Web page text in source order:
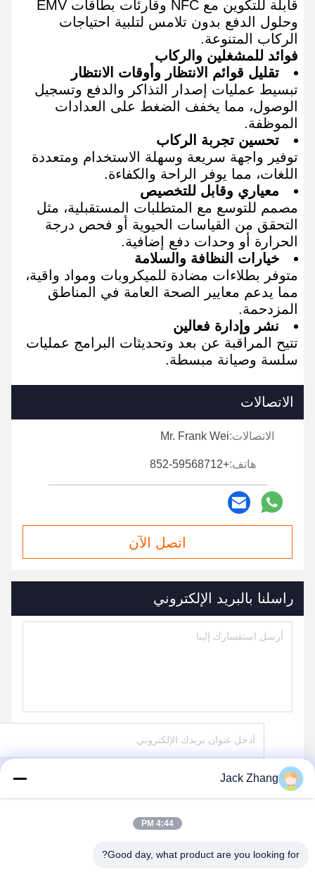
قابلة للتكوين مع NFC وقارئات بطاقات EMV
وحلول الدفع بدون تلامس لتلبية احتياجات
الركاب المتنوعة.
فوائد للمشغلين والركاب
تقليل قوائم الانتظار وأوقات الانتظار
تبسيط عمليات إصدار التذاكر والدفع وتسجيل
الوصول، مما يخفف الضغط على العدادات
الموظفة.
تحسين تجربة الركاب
توفير واجهة سريعة وسهلة الاستخدام ومتعددة
اللغات، مما يوفر الراحة والكفاءة.
معياري وقابل للتخصيص
مصمم للتوسع مع المتطلبات المستقبلية، مثل
التحقق من القياسات الحيوية أو فحص درجة
الحرارة أو وحدات دفع إضافية.
خيارات النظافة والسلامة
متوفر بطلاءات مضادة للميكروبات ومواد واقية،
مما يدعم معايير الصحة العامة في المناطق
المزدحمة.
نشر وإدارة فعالين
تتيح المراقبة عن بعد وتحديثات البرامج عمليات
سلسة وصيانة مبسطة.
الاتصالات
الاتصالات:Mr. Frank Wei
هاتف:+852-59568712
اتصل الآن
راسلنا بالبريد الإلكتروني
Jack Zhang
4:44 PM
Good day, what product are you looking for?